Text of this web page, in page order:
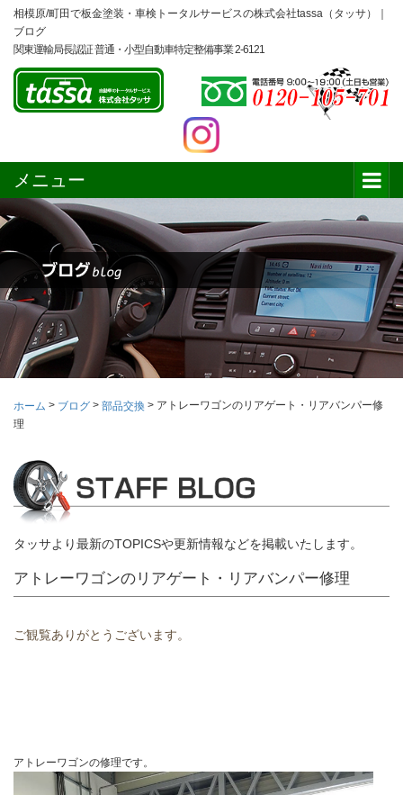
相模原/町田で板金塗装・車検トータルサービスの株式会社tassa（タッサ）｜
ブログ
関東運輸局長認証 普通・小型自動車特定整備事業 2-6121
メニュー
ホーム > ブログ > 部品交換 > アトレーワゴンのリアゲート・リアバンパー修
理
タッサより最新のTOPICSや更新情報などを掲載いたします。
アトレーワゴンのリアゲート・リアバンパー修理
ご観覧ありがとうございます。
アトレーワゴンの修理です。